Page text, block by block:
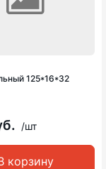
125*16*32
/шт
корзину